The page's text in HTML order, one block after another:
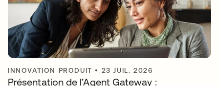
INNOVATION PRODUIT • 23 JUIL. 2026
Présentation de l’Agent Gateway :